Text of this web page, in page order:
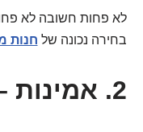
לא פחות חשובה לא
בחירה נכונה של חנות
2. אמינות – דגש על מותגים איכותיים